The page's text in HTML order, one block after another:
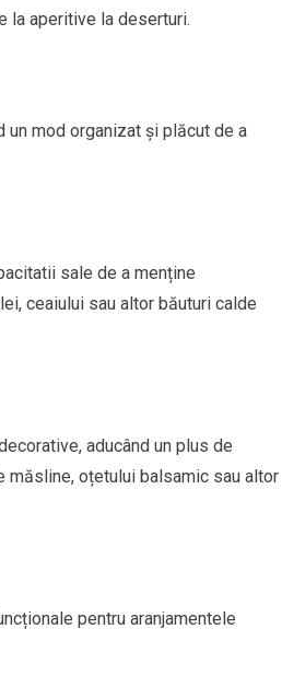
la aperitive la deserturi.
mod organizat și plăcut de a
sale de a menține
ceaiului sau altor băuturi calde
aducând un plus de
măsline, oțetului balsamic sau altor
pentru aranjamentele